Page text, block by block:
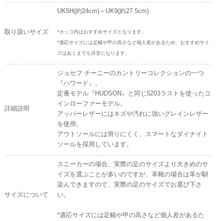
取り扱いサイズ
UK5H(約24cm)～UK9(約27.5cm)
*カッコ内はおすすめサイズとなります。
*適応サイズには足幅や甲の高さなど個人差があるため、おすすめサイ
ズはあくまでも目安になります。
詳細説明
ジョセフ チーニーのカントリーコレクションの一つ
『ハワード』。
定番モデル『HUDSON』と同じ5203ラストを使ったコ
インローファーモデル。
アッパーレザーにはキズや汚れに強いグレインレザー
を使用。
アウトソールには滑りにくく、スマートなダイナイト
ソールを採用しています。
サイズについて
スニーカーの場合、実際の足のサイズより大きめのサ
イズを選ぶことが多いのですが、革靴の場合は革が馴
染んできますので、実際の足のサイズでお選び下さ
い。
*適応サイズには足幅や甲の高さなど個人差があるた